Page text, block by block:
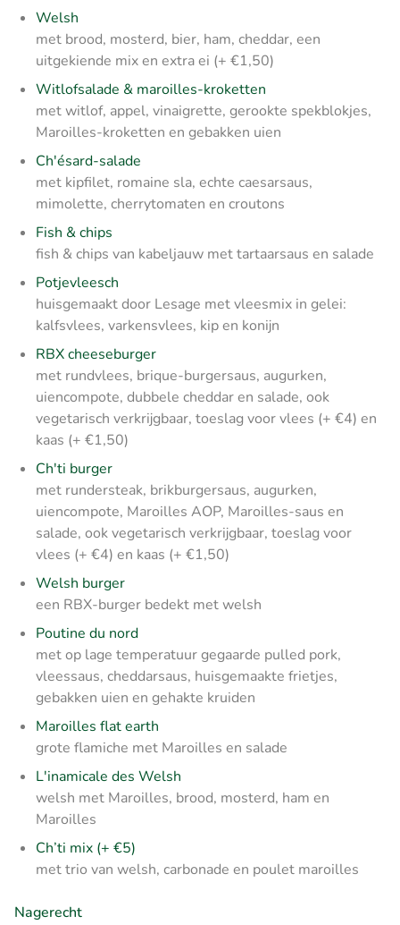
Welsh
met brood, mosterd, bier, ham, cheddar, een
uitgekiende mix en extra ei (+ €1,50)
Witlofsalade & maroilles-kroketten
met witlof, appel, vinaigrette, gerookte spekblokjes,
Maroilles-kroketten en gebakken uien
Ch'ésard-salade
met kipfilet, romaine sla, echte caesarsaus,
mimolette, cherrytomaten en croutons
Fish & chips
fish & chips van kabeljauw met tartaarsaus en salade
Potjevleesch
huisgemaakt door Lesage met vleesmix in gelei:
kalfsvlees, varkensvlees, kip en konijn
RBX cheeseburger
met rundvlees, brique-burgersaus, augurken,
uiencompote, dubbele cheddar en salade, ook
vegetarisch verkrijgbaar, toeslag voor vlees (+ €4) en
kaas (+ €1,50)
Ch'ti burger
met rundersteak, brikburgersaus, augurken,
uiencompote, Maroilles AOP, Maroilles-saus en
salade, ook vegetarisch verkrijgbaar, toeslag voor
vlees (+ €4) en kaas (+ €1,50)
Welsh burger
een RBX-burger bedekt met welsh
Poutine du nord
met op lage temperatuur gegaarde pulled pork,
vleessaus, cheddarsaus, huisgemaakte frietjes,
gebakken uien en gehakte kruiden
Maroilles flat earth
grote flamiche met Maroilles en salade
L'inamicale des Welsh
welsh met Maroilles, brood, mosterd, ham en
Maroilles
Ch’ti mix (+ €5)
met trio van welsh, carbonade en poulet maroilles
Nagerecht